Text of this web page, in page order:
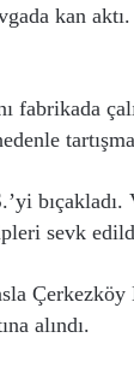
kan aktı.
fabrikada
sevk
Çerkezköy
alındı.